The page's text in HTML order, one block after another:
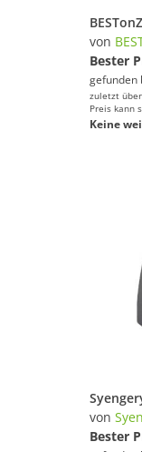
von
Bester
gefunden
zuletzt
Preis kann
Keine
von
Bester